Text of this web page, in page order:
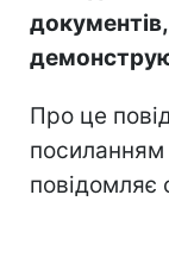
Про це
посиланням